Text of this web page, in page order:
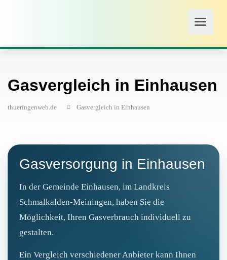
Gasvergleich in Einhausen
thueringenweb.de Gasvergleich in Einhausen
Gasversorgung in Einhausen
In der Gemeinde Einhausen, im Landkreis
Schmalkalden-Meiningen, haben Sie die
Möglichkeit, Ihren Gasverbrauch individuell zu
gestalten.
Ein Vergleich verschiedener Anbieter kann Ihnen